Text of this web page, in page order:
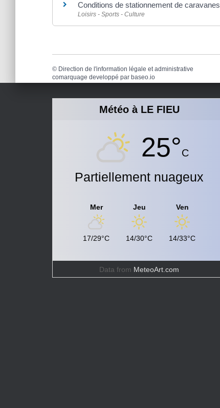
Conditions de stationnement de caravanes
Loisirs - Sports - Culture
© Direction de l'information légale et administrative
comarquage developpé par baseo.io
Météo à LE FIEU
25°C
Partiellement nuageux
Mer
17/29°C
Jeu
14/30°C
Ven
14/33°C
Data from MeteoArt.com